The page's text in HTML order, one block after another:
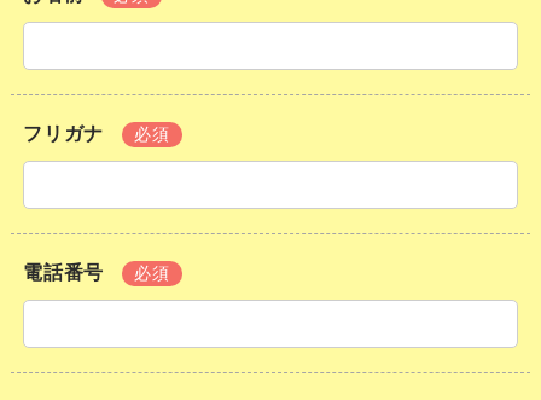
フリガナ 必須
電話番号 必須